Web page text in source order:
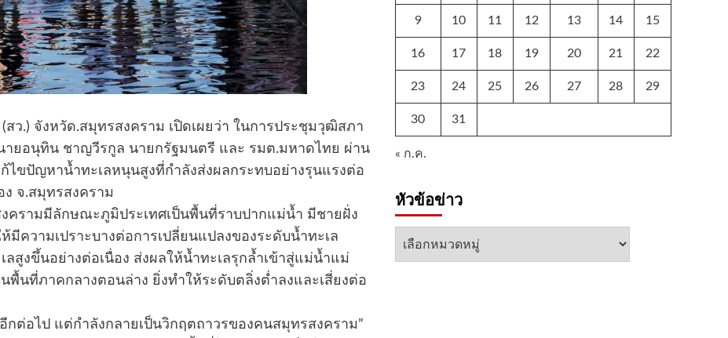
.) จังหวัด.สมุทรสงคราม เปิดเผยว่า ในการประชุมวุฒิสภา
ยอนุทิน ชาญวีรกูล นายกรัฐมนตรี และ รมต.มหาดไทย ผ่าน
ขปัญหาน้ำทะเลหนุนสูงที่กำลังส่งผลกระทบอย่างรุนแรงต่อ
จ.สมุทรสงคราม
ครามมีลักษณะภูมิประเทศเป็นพื้นที่ราบปากแม่น้ำ มีชายฝั่ง
ความเปราะบางต่อการเปลี่ยนแปลงของระดับน้ำทะเล
สูงขึ้นอย่างต่อเนื่อง ส่งผลให้น้ำทะเลรุกล้ำเข้าสู่แม่น้ำแม่
นที่ภาคกลางตอนล่าง ยิ่งทำให้ระดับตลิ่งต่ำลงและเสี่ยงต่อ
ต่อไป แต่กำลังกลายเป็นวิกฤตถาวรของคนสมุทรสงคราม”
9 10 11 12 13 14 15
16 17 18 19 20 21 22
23 24 25 26 27 28 29
30 31
« ก.ค.
หัวข้อข่าว
หัวข้อ